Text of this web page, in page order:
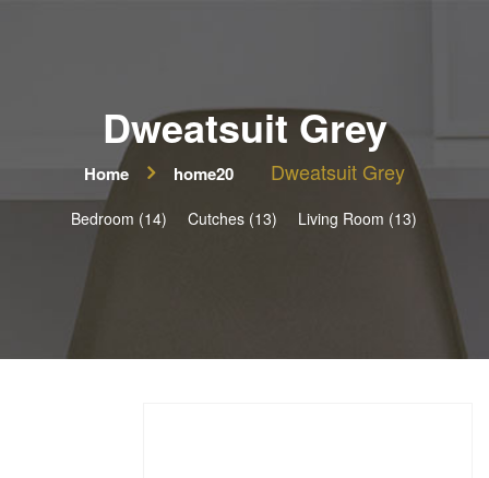
Dweatsuit Grey
Home home20 Dweatsuit Grey
Bedroom (14) Cutches (13) Living Room (13)